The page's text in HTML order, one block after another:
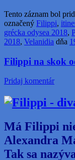
Tento záznam bol
označený Filippi,
grécka odysea 2018,
2018, Velanidia dňa
Filippi na skok
Pridaj komentár
Má Filippi
Alexandra
Tak sa